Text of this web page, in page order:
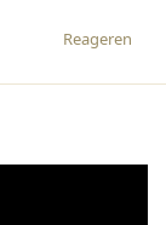
Reageren